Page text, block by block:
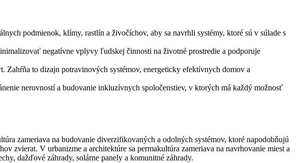
podmienok, klímy, rastlín a živočíchov, aby sa navrhli systémy, ktoré sú v súlade s
negatívne vplyvy ľudskej činnosti na životné prostredie a podporuje
Zahŕňa to dizajn potravinových systémov, energeticky efektívnych domov a
nerovností a budovanie inkluzívnych spoločenstiev, v ktorých má každý možnosť
zameriava na budovanie diverzifikovaných a odolných systémov, ktoré napodobňujú
zvierat. V urbanizme a architektúre sa permakultúra zameriava na navrhovanie miest a
dažďové záhrady, solárne panely a komunitné záhrady.